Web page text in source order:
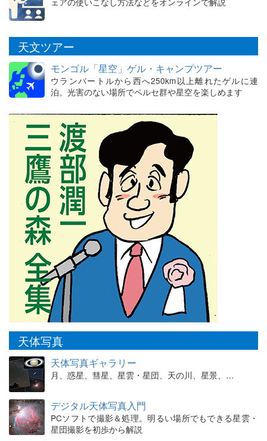
天文ツアー
モンゴル「星空」ゲル・キャンプツアー
ウランバートルから西へ250km以上離れたゲルに連
泊。光害のない場所でペルセ群や星空を楽しめます
天体写真
天体写真ギャラリー
月、惑星、彗星、星雲・星団、天の川、星景、…
デジタル天体写真入門
PCソフトで撮影＆処理。明るい場所でもできる星雲・
星団撮影を初歩から解説